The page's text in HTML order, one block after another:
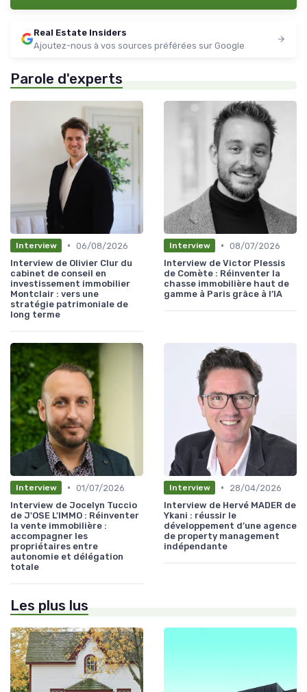
Real Estate Insiders
Ajoutez-nous à vos sources préférées sur Google
Parole d'experts
Interview • 06/08/2026
Interview de Olivier Clur du
cabinet de conseil en
investissement immobilier
Montclair : vers une
stratégie patrimoniale de
long terme
Interview • 08/07/2026
Interview de Victor Plessis
de Comète : Réinventer la
chasse immobilière haut de
gamme à Paris grâce à l’IA
Interview • 01/07/2026
Interview de Jocelyn Tuccio
de J'OSE L'IMMO : Réinventer
la vente immobilière :
accompagner les
propriétaires entre
autonomie et délégation
totale
Interview •
28/04/2026
Interview de Hervé MADER de
Ykani : réussir le
développement d’une agence
de property management
indépendante
Les plus lus